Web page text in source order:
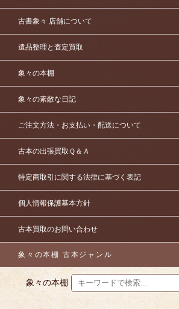
古書象々 店舗について
遺品整理と査定買取
象々の本棚
象々の素敵な日記
ご注文方法・お支払い・配送について
古本の出張買取Ｑ＆Ａ
特定商取引に関する法律に基づく表記
個人情報保護基本方針
古本買取のお問い合わせ
象々の本棚 古本ジャンル
象々の本棚